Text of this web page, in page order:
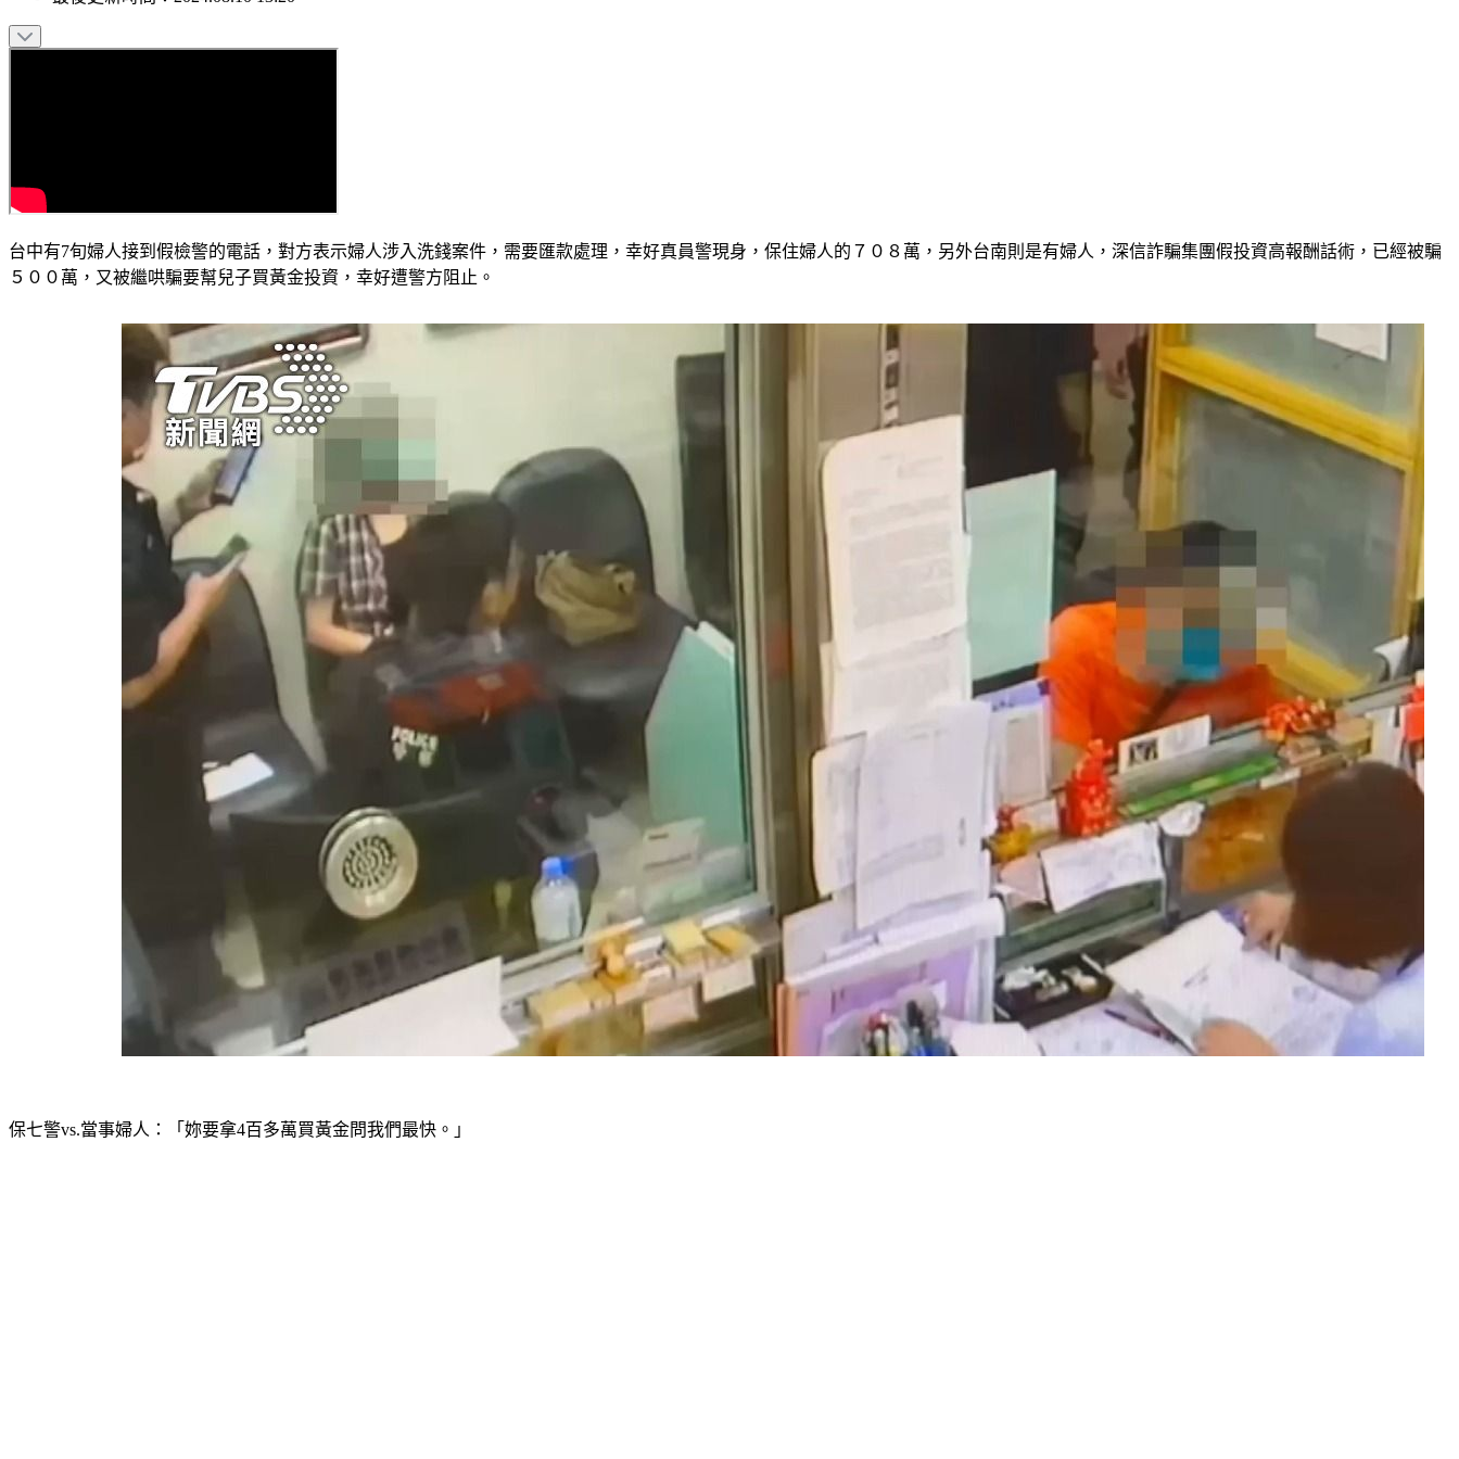
台中有7旬婦人接到假檢警的電話，對方表示婦人涉入洗錢案件，需要匯款處理，幸好真員警現身，保住婦人的７０８萬，另外台南則是有婦人，深信詐騙集團假投資高報酬話術，已經被騙
５００萬，又被繼哄騙要幫兒子買黃金投資，幸好遭警方阻止。
保七警vs.當事婦人：「妳要拿4百多萬買黃金問我們最快。」